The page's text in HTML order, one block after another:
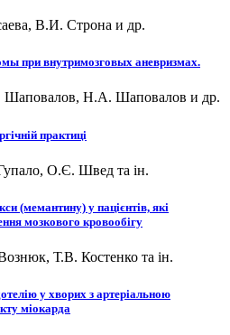
В.И. Строна и др.
при внутримозговых аневризмах.
Н.А. Шаповалов и др.
практиці
О.Є. Швед та ін.
(мемантину) у пацієнтів, які
мозкового кровообігу
Т.В. Костенко та ін.
у хворих з артеріальною
міокарда